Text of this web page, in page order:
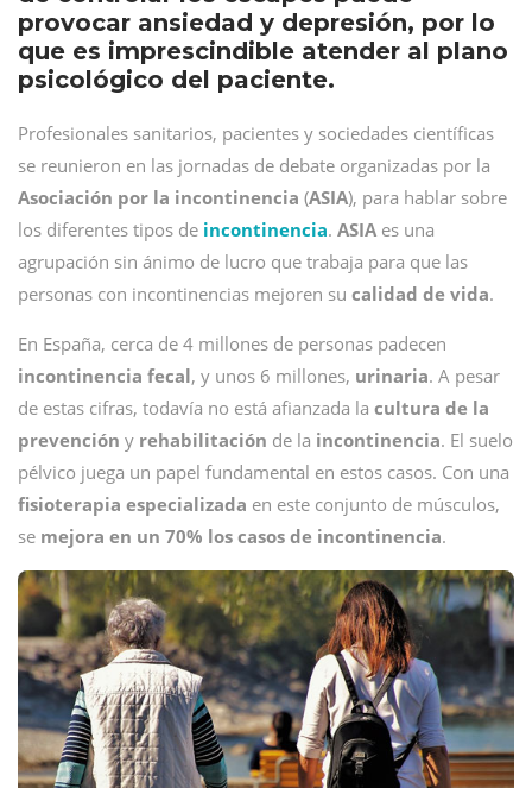
provocar ansiedad y depresión, por lo
que es imprescindible atender al plano
psicológico del paciente.
Profesionales sanitarios, pacientes y sociedades científicas
se reunieron en las jornadas de debate organizadas por la
Asociación por la incontinencia (ASIA), para hablar sobre
los diferentes tipos de incontinencia. ASIA es una
agrupación sin ánimo de lucro que trabaja para que las
personas con incontinencias mejoren su calidad de vida.
En España, cerca de 4 millones de personas padecen
incontinencia fecal, y unos 6 millones, urinaria. A pesar
de estas cifras, todavía no está afianzada la cultura de la
prevención y rehabilitación de la incontinencia. El suelo
pélvico juega un papel fundamental en estos casos. Con una
fisioterapia especializada en este conjunto de músculos,
se mejora en un 70% los casos de incontinencia.